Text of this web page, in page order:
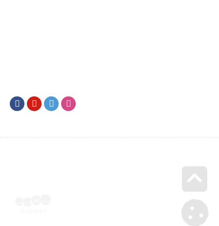
FacebookYoutubeTwitter
Go